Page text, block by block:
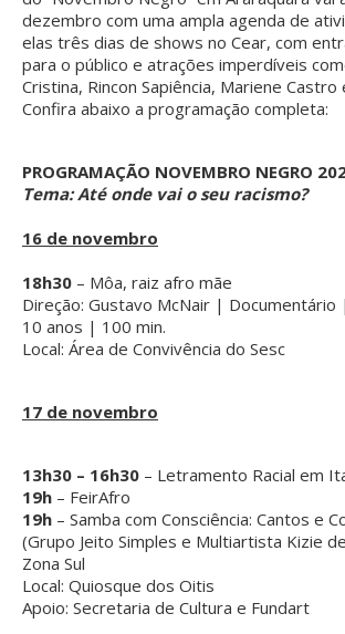
dezembro com uma ampla agenda de
elas três dias de shows no Cear, com
para o público e atrações imperdíveis
Cristina, Rincon Sapiência, Mariene Castro
Confira abaixo a programação completa:
PROGRAMAÇÃO NOVEMBRO NEGRO
Tema: Até onde vai o seu racismo?
16 de novembro
18h30 – Môa, raiz afro mãe
Direção: Gustavo McNair |
10 anos | 100 min.
Local: Área de Convivência do Sesc
17 de novembro
13h30 – 16h30 – Letramento Racial em
19h – FeirAfro
19h – Samba com Consciência: Cantos e
(Grupo Jeito Simples e Multiartista Kizie
Zona Sul
Local: Quiosque dos Oitis
Apoio: Secretaria de Cultura e Fundart